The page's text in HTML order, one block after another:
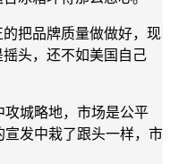
把品牌质量做做好，现
头，还不如美国自己
城略地，市场是公平
发中栽了跟头一样，市